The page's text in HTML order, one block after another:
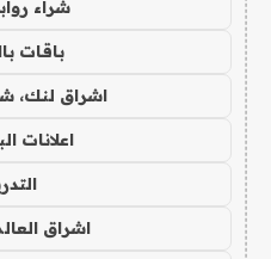
شراء
باقات
اشراق لنك،
اعلانات
اشراق